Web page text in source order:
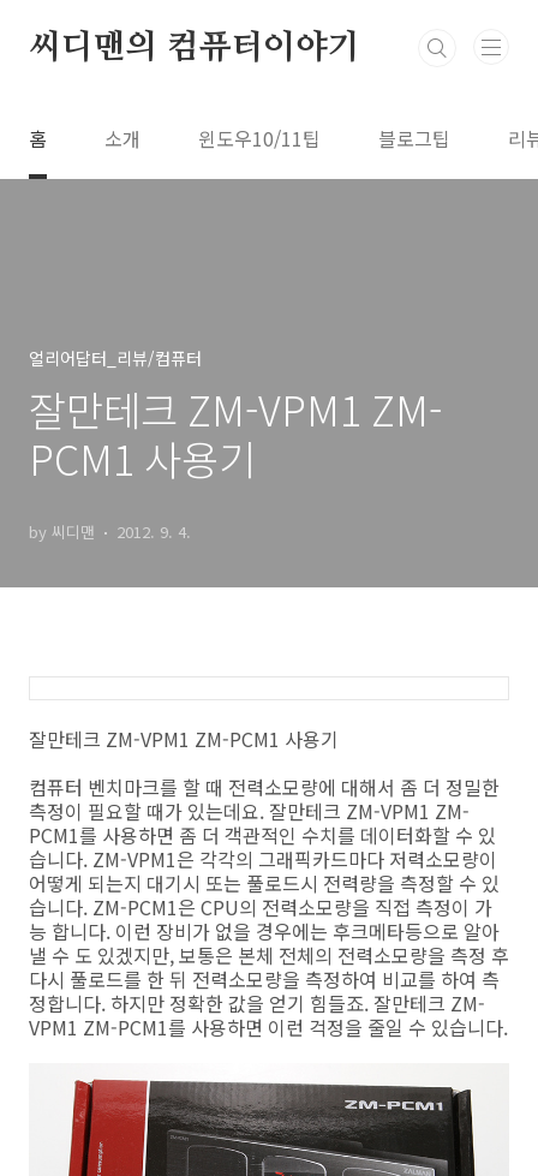
씨디맨의 컴퓨터이야기
홈 소개 윈도우10/11팁 블로그팁 리
얼리어답터_리뷰/컴퓨터
잘만테크 ZM-VPM1 ZM-
PCM1 사용기
by 씨디맨 2012. 9. 4.
잘만테크 ZM-VPM1 ZM-PCM1 사용기
컴퓨터 벤치마크를 할 때 전력소모량에 대해서 좀 더 정밀한
측정이 필요할 때가 있는데요. 잘만테크 ZM-VPM1 ZM-
PCM1를 사용하면 좀 더 객관적인 수치를 데이터화할 수 있
습니다. ZM-VPM1은 각각의 그래픽카드마다 저력소모량이
어떻게 되는지 대기시 또는 풀로드시 전력량을 측정할 수 있
습니다. ZM-PCM1은 CPU의 전력소모량을 직접 측정이 가
능 합니다. 이런 장비가 없을 경우에는 후크메타등으로 알아
낼 수 도 있겠지만, 보통은 본체 전체의 전력소모량을 측정 후
다시 풀로드를 한 뒤 전력소모량을 측정하여 비교를 하여 측
정합니다. 하지만 정확한 값을 얻기 힘들죠. 잘만테크 ZM-
VPM1 ZM-PCM1를 사용하면 이런 걱정을 줄일 수 있습니다.